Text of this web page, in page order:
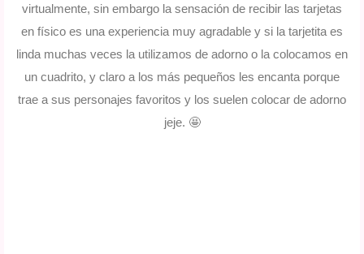
virtualmente, sin embargo la sensación de recibir las tarjetas
en físico es una experiencia muy agradable y si la tarjetita es
linda muchas veces la utilizamos de adorno o la colocamos en
un cuadrito, y claro a los más pequeños les encanta porque
trae a sus personajes favoritos y los suelen colocar de adorno
jeje. 🤩